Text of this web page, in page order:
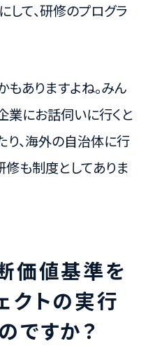
して、研修のプログラ
ありますよね。みん
業にお話伺いに行くと
り、海外の自治体に行
修も制度としてありま
価値基準を
クトの実行
ですか？